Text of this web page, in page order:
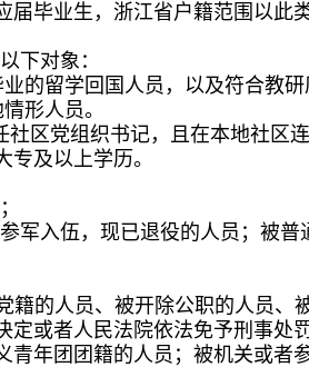
毕业生，浙江省户籍范围以此
下对象：
的留学回国人员，以及符合教研
形人员。
区党组织书记，且在本地社区
及以上学历。
军入伍，现已退役的人员；被
籍的人员、被开除公职的人员
或者人民法院依法免予刑事处
年团团籍的人员；被机关或者